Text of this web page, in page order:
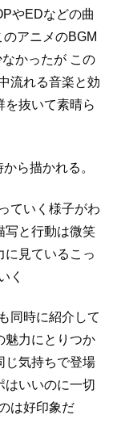
やEDなどの曲
アニメのBGM
かったが この
流れる音楽と効
を抜いて素晴ら
ら描かれる。
ていく様子がわ
写と行動は微笑
に見ているこっ
く
同時に紹介して
魅力にとりつか
じ気持ちで登場
はいいのに一切
は好印象だ